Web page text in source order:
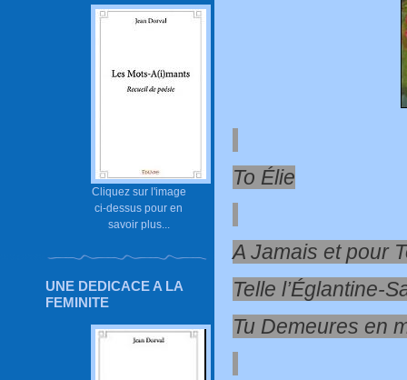
Cliquez sur l'image
ci-dessus pour en
savoir plus...
UNE DEDICACE A LA
FEMINITE
To Élie
A Jamais et pour
Telle l’Églantine-
Tu Demeures en